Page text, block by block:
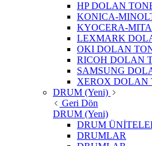
HP DOLAN
KONICA-
KYOCERA-
LEXMARK
OKI DOLAN
RICOH DOLAN
SAMSUNG
XEROX DOLAN
DRUM (Yeni)
Geri Dön
DRUM (Yeni)
DRUM
DRUMLAR